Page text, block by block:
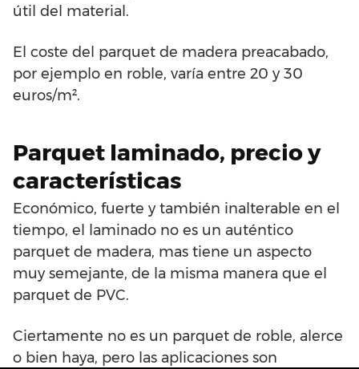
útil del material.
El coste del parquet de madera preacabado,
por ejemplo en roble, varía entre 20 y 30
euros/m².
Parquet laminado, precio y
características
Económico, fuerte y también inalterable en el
tiempo, el laminado no es un auténtico
parquet de madera, mas tiene un aspecto
muy semejante, de la misma manera que el
parquet de PVC.
Ciertamente no es un parquet de roble, alerce
o bien haya, pero las aplicaciones son